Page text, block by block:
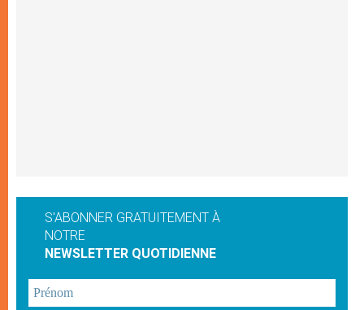
S'ABONNER GRATUITEMENT À
NOTRE
NEWSLETTER QUOTIDIENNE